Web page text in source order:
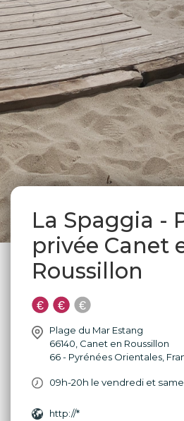
La Spaggia -
privée Canet
Roussillon
Plage du Mar Estang
66140 Canet en Roussillon
66 - Pyrénées Orientales
09h-20h le vendredi et
http://*